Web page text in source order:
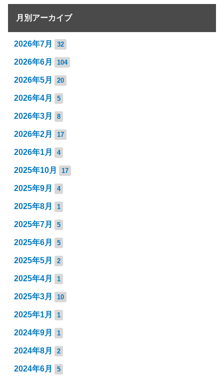
月別アーカイブ
2026年7月 32
2026年6月 104
2026年5月 20
2026年4月 5
2026年3月 8
2026年2月 17
2026年1月 4
2025年10月 17
2025年9月 4
2025年8月 1
2025年7月 5
2025年6月 5
2025年5月 2
2025年4月 1
2025年3月 10
2025年1月 1
2024年9月 1
2024年8月 2
2024年6月 5